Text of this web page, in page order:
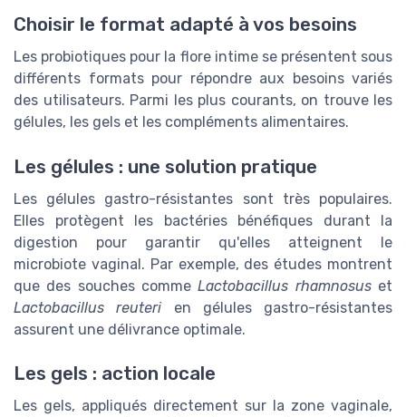
Choisir le format adapté à vos besoins
Les probiotiques pour la flore intime se présentent sous
différents formats pour répondre aux besoins variés
des utilisateurs. Parmi les plus courants, on trouve les
gélules, les gels et les compléments alimentaires.
Les gélules : une solution pratique
Les gélules gastro-résistantes sont très populaires.
Elles protègent les bactéries bénéfiques durant la
digestion pour garantir qu'elles atteignent le
microbiote vaginal. Par exemple, des études montrent
que des souches commeLactobacillus rhamnosuset
Lactobacillus reuteri en gélules gastro-résistantes
assurent une délivrance optimale.
Les gels : action locale
Les gels, appliqués directement sur la zone vaginale,